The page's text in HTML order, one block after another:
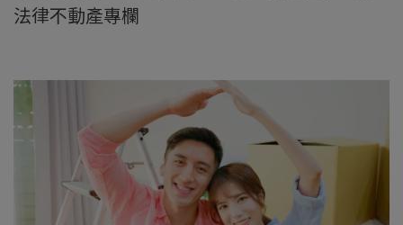
法律不動產專欄